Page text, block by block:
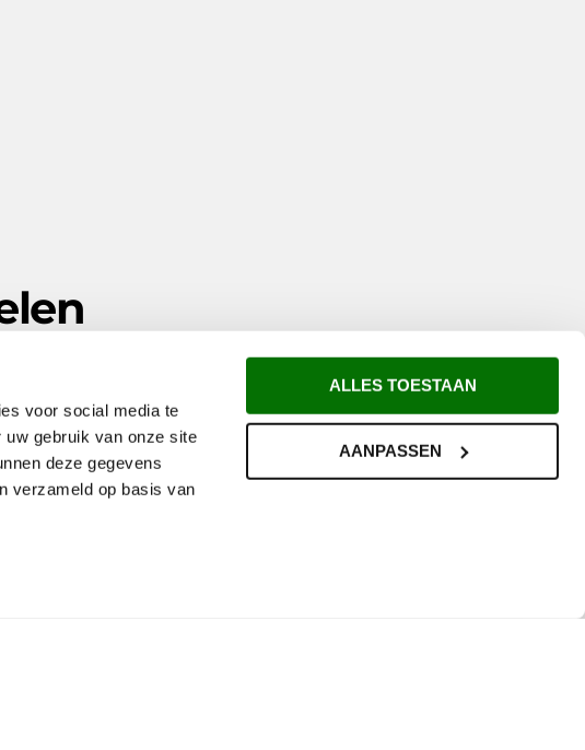
voor social media te
gebruik van onze site
deze gegevens
verzameld op basis van
ALLES TOESTAAN
AANPASSEN